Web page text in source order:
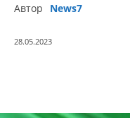
Автор News7
28.05.2023